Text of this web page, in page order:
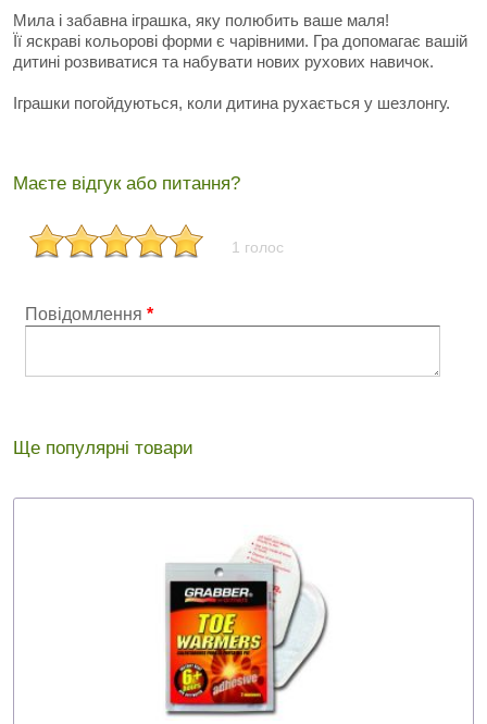
Мила і забавна іграшка, яку полюбить ваше маля!
Її яскраві кольорові форми є чарівними. Гра допомагає вашій
дитині розвиватися та набувати нових рухових навичок.
Іграшки погойдуються, коли дитина рухається у шезлонгу.
Маєте відгук або питання?
1 голос
Повідомлення *
Ще популярні товари